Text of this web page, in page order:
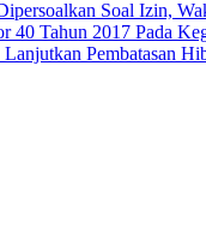
Soal Izin,
40 Tahun 2017 Pada
Pembatasan